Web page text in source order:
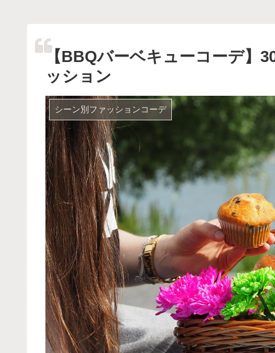
【BBQバーベキューコーデ】
ッション
シーン別ファッションコーデ